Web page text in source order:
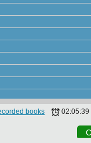
books 02:05:39